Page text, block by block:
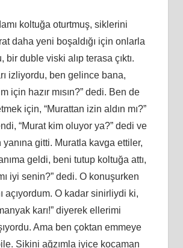
koltuğa oturtmuş, siklerini
daha yeni boşaldığı için onlarla
bir duble viski alıp terasa çıktı.
izliyordu, ben gelince bana,
için hazır mısın?” dedi. Ben de
için, “Murattan izin aldın mı?”
“Murat kim oluyor ya?” dedi ve
yanına gitti. Muratla kavga ettiler,
geldi, beni tutup koltuğa attı,
iyi senin?” dedi. O konuşurken
açıyordum. O kadar sinirliydi ki,
karı!” diyerek ellerimi
Ama ben çoktan emmeye
Sikini ağzımla iyice kocaman